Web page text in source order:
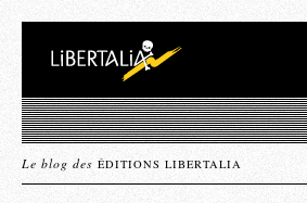
Le blog des ÉDITIONS LIBERTALIA